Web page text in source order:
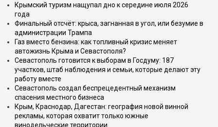
Крымский туризм нащупал дно к середине июля 2026
года
Финальный отсчёт: крыса, загнанная в угол, или безумие в
администрации Трампа
Газ вместо бензина: как топливный кризис меняет
автожизнь Крыма и Севастополя?
Севастополь готовится к выборам в Госдуму: 187
участков, штаб наблюдения и семьи, которые делают эту
работу вместе
Севастополь создал беспрецедентный механизм
спасения местного бизнеса
Крым, Краснодар, Дагестан: география новой винной
рекламы, которая охватит только южные
винодельческие территории